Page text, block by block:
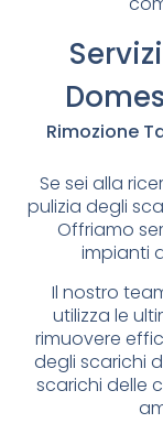
Rimozione
Se sei alla
pulizia degli
Offriamo
impianti
Il nostro
utilizza le
rimuovere
degli scarichi
scarichi delle